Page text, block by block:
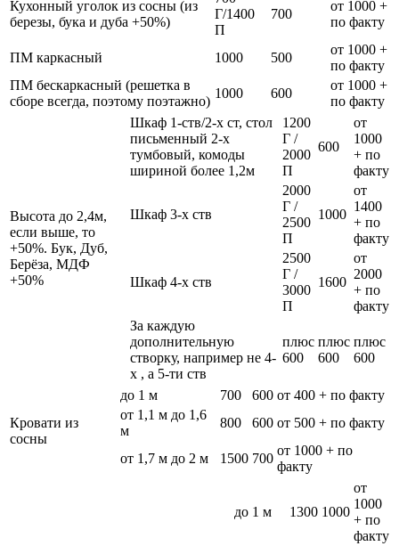
Кухонный уголок из сосны (из
березы, бука и дуба +50%)
Г/1400
П
700
от 1000 +
по факту
ПМ каркасный 1000 500
от 1000 +
по факту
ПМ бескаркасный (решетка в
сборе всегда, поэтому поэтажно)
1000 600
от 1000 +
по факту
Высота до 2,4м,
если выше, то
+50%. Бук, Дуб,
Берёза, МДФ
+50%
Шкаф 1-ств/2-х ст, стол
письменный 2-х
тумбовый, комоды
шириной более 1,2м
1200
Г /
2000
П
600
от
1000
+ по
факту
Шкаф 3-х ств
2000
Г /
2500
П
1000
от
1400
+ по
факту
Шкаф 4-х ств
2500
Г /
3000
П
1600
от
2000
+ по
факту
За каждую
дополнительную
створку, например не 4-
х , а 5-ти ств
плюс
600
плюс
600
плюс
600
Кровати из
сосны
до 1 м 700 600 от 400 + по факту
от 1,1 м до 1,6
м
800 600 от 500 + по факту
от 1,7 м до 2 м 1500 700
от 1000 + по
факту
до 1 м 1300 1000
от
1000
+ по
факту